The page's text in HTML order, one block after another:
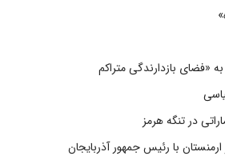
«فضای بازدارندگی متراکم
در تنگه هرمز
با رئیس جمهور آذربایجان